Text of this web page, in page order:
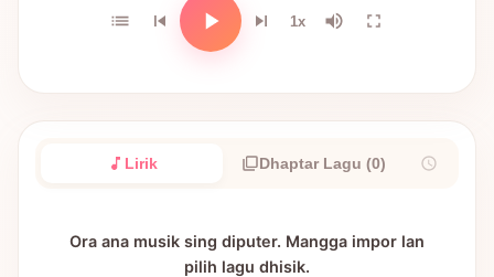
1x
Lirik Dhaptar Lagu (0)
Ora ana musik sing diputer. Mangga impor lan
pilih lagu dhisik.